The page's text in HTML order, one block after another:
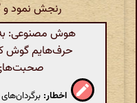
رنجش نمود و
هوش مصنوعی: به
حرف‌هایم گوش
اخطار: